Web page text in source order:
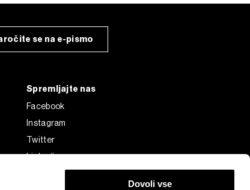
Dovoli vse
se na e-pismo
Spremljajte nas
Facebook
Instagram
Twitter
Linkedin